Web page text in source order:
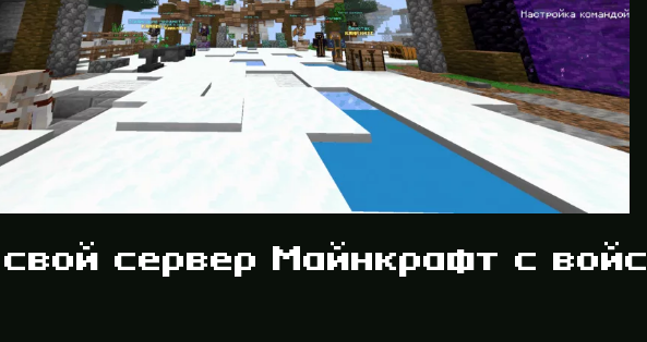
сервер Майнкрафт с войс